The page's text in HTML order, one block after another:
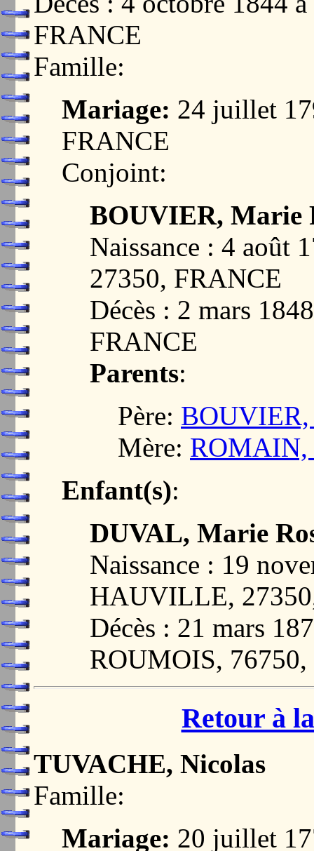
FRANCE
Famille:
Mariage: 24 juillet
FRANCE
Conjoint:
BOUVIER, Marie
Naissance : 4 août
27350, FRANCE
Décès : 2 mars
FRANCE
Parents:
Père:
Mère: ROMAIN,
Enfant(s):
DUVAL, Marie
Naissance : 19
HAUVILLE,
Décès : 21 mars
ROUMOIS,
Retour à
TUVACHE, Nicolas
Famille:
Mariage: 20 juillet